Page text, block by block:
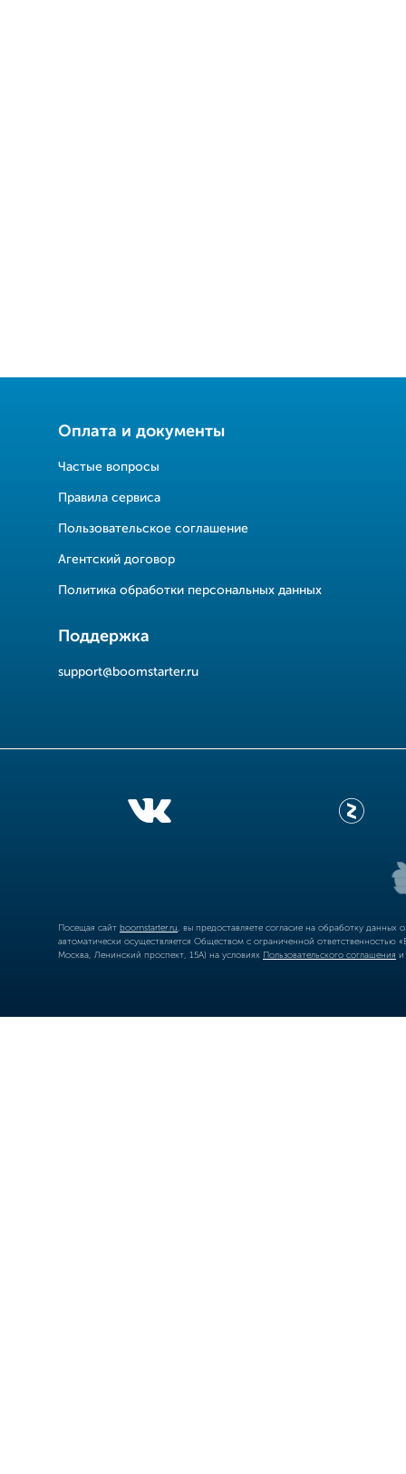
Оплата и документы
Частые вопросы
Правила сервиса
Пользовательское соглашение
Агентский договор
Политика обработки персональных данных
Поддержка
support@boomstarter.ru
Посещая сайт boomstarter.ru , вы предоставляете согласие на обработку
автоматически осуществляется Обществом с ограниченной
Москва, Ленинский проспект, 15А) на условиях Пользовательского соглашения и